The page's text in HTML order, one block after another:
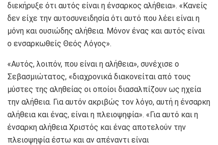
διεκήρυξε ότι αυτός είναι η ένσαρκος αλήθεια». «Κανείς
δεν είχε την αυτοσυνειδησία ότι αυτό που λέει είναι η
μόνη και ουσιώδης αλήθεια. Μόνον ένας και αυτός είναι
ο ενσαρκωθείς Θεός Λόγος».
«Αυτός, λοιπόν, που είναι η αλήθεια», συνέχισε ο
Σεβασμιώτατος, «διαχρονικά διακονείται από τους
μύστες της αληθείας οι οποίοι διασαλπίζουν ως ηχεία
την αλήθεια. Για αυτόν ακριβώς τον λόγο, αυτή η ένσαρκη
αλήθεια και ένας, είναι η πλειοψηφία». «Για αυτό και η
ένσαρκη αλήθεια Χριστός και ένας αποτελούν την
πλειοψηφία έστω και αν απέναντι είναι